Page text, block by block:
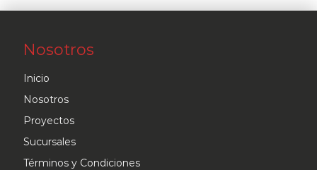
Nosotros
Inicio
Nosotros
Proyectos
Sucursales
Términos y Condiciones